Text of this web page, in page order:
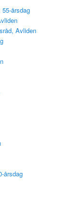
årsdag
Avliden
årsdag